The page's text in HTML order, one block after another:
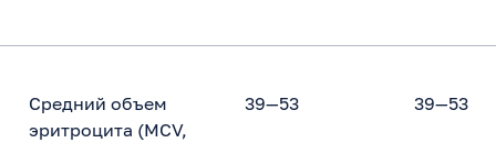
Средний объем
эритроцита (MCV,
39—53 39—53